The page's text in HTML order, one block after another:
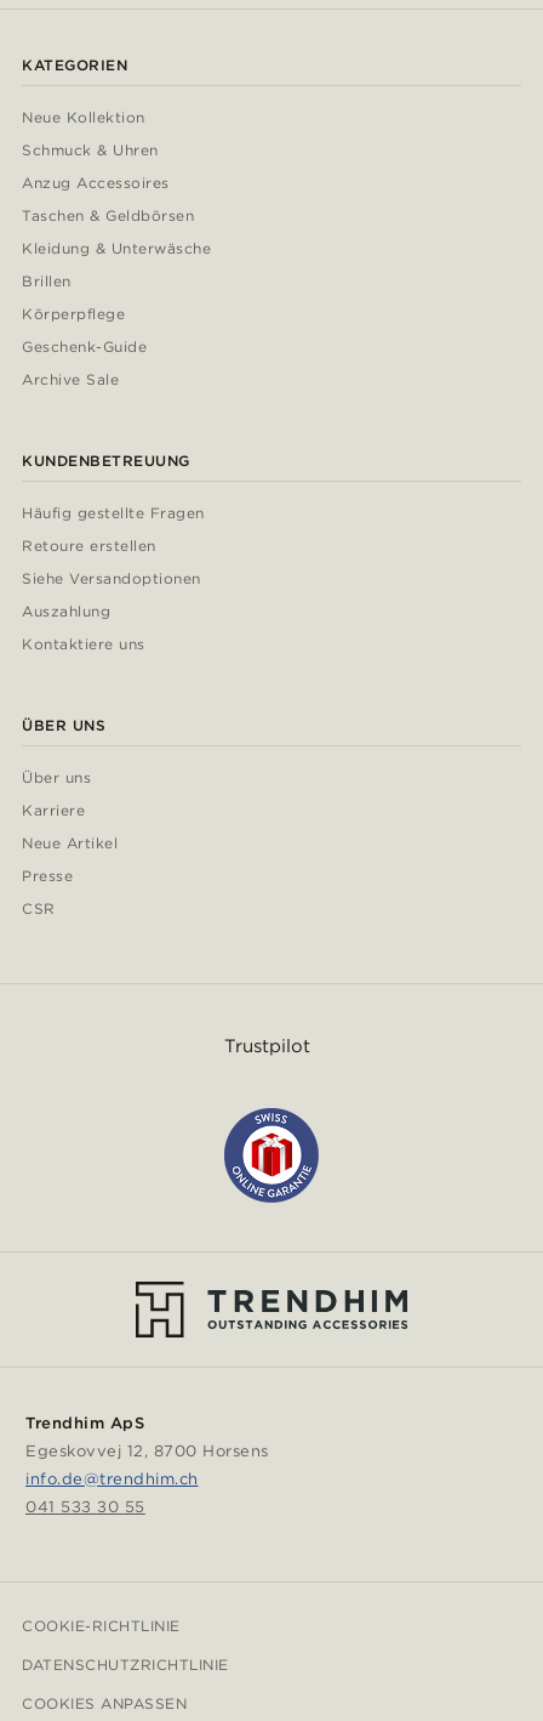
KATEGORIEN
Neue Kollektion
Schmuck & Uhren
Anzug Accessoires
Taschen & Geldbörsen
Kleidung & Unterwäsche
Brillen
Körperpflege
Geschenk-Guide
Archive Sale
KUNDENBETREUUNG
Häufig gestellte Fragen
Retoure erstellen
Siehe Versandoptionen
Auszahlung
Kontaktiere uns
ÜBER UNS
Über uns
Karriere
Neue Artikel
Presse
CSR
Trustpilot
Trendhim ApS
Egeskovvej 12, 8700 Horsens
info.de@trendhim.ch
041 533 30 55
COOKIE-RICHTLINIE
DATENSCHUTZRICHTLINIE
COOKIES ANPASSEN